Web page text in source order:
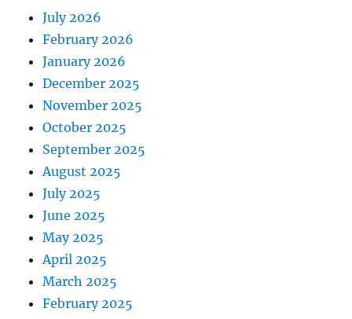
July 2026
February 2026
January 2026
December 2025
November 2025
October 2025
September 2025
August 2025
July 2025
June 2025
May 2025
April 2025
March 2025
February 2025